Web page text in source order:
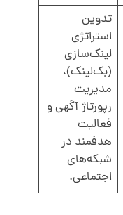
تدوین
استراتژی
لینک‌سازی
(بک‌لینک)،
مدیریت
رپورتاژ آگهی و
فعالیت
هدفمند در
شبکه‌های
اجتماعی.